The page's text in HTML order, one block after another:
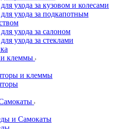
ухода за кузовом и колесами
ухода за подкапотным
ухода за салоном
ухода за стеклами
клеммы
и клеммы
и Самокаты